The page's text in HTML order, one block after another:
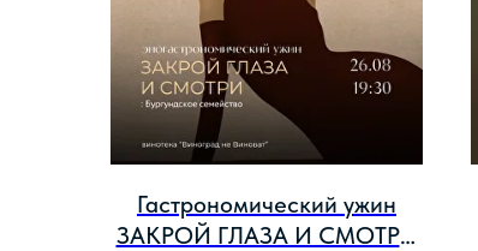
Гастрономический ужин
ЗАКРОЙ ГЛАЗА И СМОТРИ